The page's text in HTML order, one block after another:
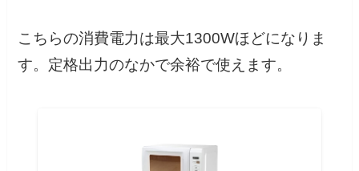
こちらの消費電力は最大1300Wほどになりま
す。定格出力のなかで余裕で使えます。